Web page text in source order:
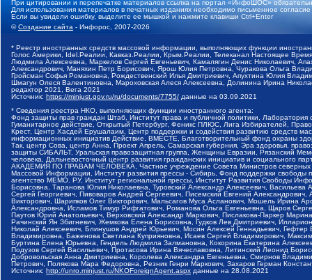
При цитировании и перепечатке материалов ссылка на портал «ИнфоШОС»
Для использования материалов в печатных изданиях необходимо письменное
Если вы увидели ошибку, выделите ее мышкой и нажмите клавиши Ctrl+Enter
©Создание сайта - Инфорос, 2007-2026
* Реестр иностранных средств массовой информации, выполняющих функции
Голос Америки, Idel.Реалии, Кавказ.Реалии, Крым.Реалии, Телеканал Настоящее
Людмила Алексеевна, Маркелов Сергей Евгеньевич, Камалягин Денис Николаевич,
Александрович, Маняхин Петр Борисович, Ярош Юлия Петровна, Чуракова Ольга
Гройсман Софья Романовна, Рождественский Илья Дмитриевич, Апухтина Юлия
Шмагун Олеся Валентиновна, Мароховская Алеся Алексеевна, Долинина Ирина
редактор 2021, Вега 2021
Источник: https://minjust.gov.ru/ru/documents/7755/ данные на 03.09.2021
* Сведения реестра НКО, выполняющих функции иностранного агента:
Фонд защиты прав граждан Штаб, Институт права и публичной политики,
Гуманитарное действие, Открытый Петербург, Феникс ПЛЮС, Лига Избирателей,
Крест, Центр Хасдей Ерушалаим, Центр поддержки и содействия развитию средств
информационных инициатив Действие, ВМЕСТЕ, Благотворительный фонд охраны
Так, центр Сова, центр Анна, Проект Апрель, Самарская губерния, Эра здоровья,
защиты СИБАЛЬТ, Уральская правозащитная группа, Женщины Евразии, Рязанский
человека, Дальневосточный центр развития гражданских инициатив и социального
АКАДЕМИЯ ПО ПРАВАМ ЧЕЛОВЕКА, Частное учреждение Совета Министров северных
Массовой Информации, Институт развития прессы - Сибирь, Фонд поддержки
агентство МЕМО. РУ, Институт региональной прессы, Институт Развития Свободы
Борисовна, Таранова Юлия Николаевна, Туровский Александр Алексеевич,
Сергей Георгиевич, Пивоваров Андрей Сергеевич, Писемский Евгений
Викторович, Шарипков Олег Викторович, Мальсагов Муса Асланович, Мошель Ирина
Александровна, Исламов Тимур Рифгатович, Романова Ольга Евгеньевна, Щаров
Паутов Юрий Анатольевич, Верховский Александр Маркович, Пислакова-Паркер
Рачинский Ян Збигневич, Жемкова Елена Борисовна, Гудков Лев Дмитриевич,
Николай Алексеевич, Блинушов Андрей Юрьевич, Мосин Алексей Геннадьевич,
Владимировна, Баженова Светлана Куприяновна, Исаев Сергей Владимирович,
Буртина Елена Юрьевна, Гендель Людмила Залмановна, Кокорина Екатерина
Подузов Сергей Васильевич, Протасова Ирина Вячеславовна, Литинский Леонид
Добровольская Анна Дмитриевна, Королева Александра Евгеньевна, Смирнов
Петрович, Полякова Мара Федоровна, Резник Генри Маркович, Захаров Герман
Источник: http://unro.minjust.ru/NKOForeignAgent.aspx данные на 28.08.2021